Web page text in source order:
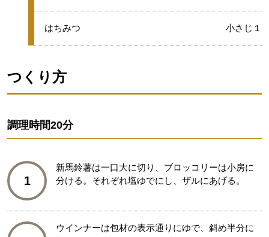
★
はちみつ 小さじ１
つくり方
調理時間20分
1
新馬鈴薯は一口大に切り、ブロッコリーは小房に
分ける。それぞれ塩ゆでにし、ザルにあげる。
ウインナーは包材の表示通りにゆで、斜め半分に